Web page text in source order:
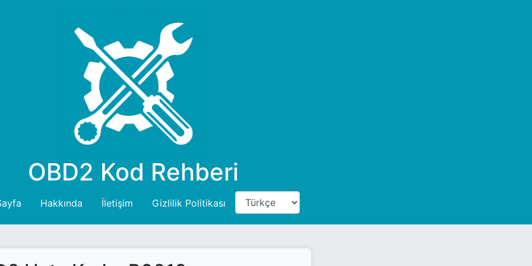
OBD2 Kod Rehberi
Hakkında İletişim Gizlilik Politikası